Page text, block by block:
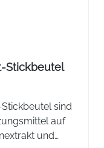
Stickbeutel
sind
auf
und